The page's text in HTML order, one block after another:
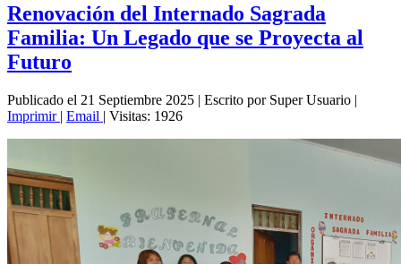
Renovación del Internado Sagrada
Familia: Un Legado que se Proyecta al
Futuro
Publicado el 21 Septiembre 2025 | Escrito por Super Usuario |
Imprimir | Email | Visitas: 1926